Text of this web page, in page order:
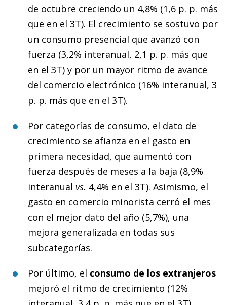
de octubre creciendo un 4,8% (1,6 p. p. más
que en el 3T). El crecimiento se sostuvo por
un consumo presencial que avanzó con
fuerza (3,2% interanual, 2,1 p. p. más que
en el 3T) y por un mayor ritmo de avance
del comercio electrónico (16% interanual, 3
p. p. más que en el 3T).
Por categorías de consumo, el dato de
crecimiento se afianza en el gasto en
primera necesidad, que aumentó con
fuerza después de meses a la baja (8,9%
interanual vs. 4,4% en el 3T). Asimismo, el
gasto en comercio minorista cerró el mes
con el mejor dato del año (5,7%), una
mejora generalizada en todas sus
subcategorías.
Por último, el consumo de los extranjeros
mejoró el ritmo de crecimiento (12%